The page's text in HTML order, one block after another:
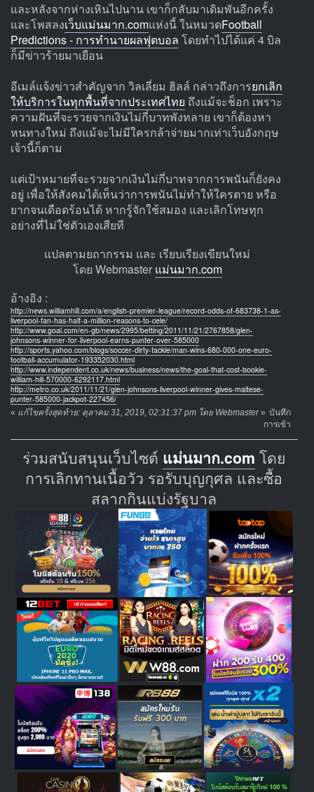
และหลังจากห่างเหินไปนาน เขาก็กลับมาเดิมพันอีกครั้ง
และโพสลงเว็บแม่นมาก.comแห่งนี้ ในหมวดFootball
Predictions - การทำนายผลฟุตบอล โดยทำไปได้แค่ 4 บิล
ก็มีข่าวร้ายมาเยือน
อีเมล์แจ้งข่าวสำคัญจาก วิลเลี่ยม ฮิลล์ กล่าวถึงการยกเลิก
ให้บริการในทุกพื้นที่จากประเทศไทย ถึงแม้จะช็อก เพราะ
ความฝันที่จะรวยจากเงินไม่กี่บาทพังทลาย เขาก็ต้องหา
หนทางใหม่ ถึงแม้จะไม่มีใครกล้าจ่ายมากเท่าเว็บอังกฤษ
เจ้านี้ก็ตาม
แต่เป้าหมายที่จะรวยจากเงินไม่กี่บาทจากการพนันก็ยังคง
อยู่ เพื่อให้สังคมได้เห็นว่าการพนันไม่ทำให้ใครตาย หรือ
ยากจนเดือดร้อนได้ หากรู้จักใช้สมอง และเลิกโทษทุก
อย่างที่ไม่ใช่ตัวเองเสียที
แปลตามยถากรรม และ เรียบเรียงเขียนใหม่
โดย Webmaster แม่นมาก.com
อ้างอิง :
http://news.williamhill.com/a/english-premier-league/record-odds-of-683738-1-as-
liverpool-fan-has-half-a-million-reasons-to-cele/
http://www.goal.com/en-gb/news/2995/betting/2011/11/21/2767858/glen-
johnsons-winner-for-liverpool-earns-punter-over-585000
http://sports.yahoo.com/blogs/soccer-dirty-tackle/man-wins-680-000-one-euro-
football-accumulator-193352030.html
http://www.independent.co.uk/news/business/news/the-goal-that-cost-bookie-
william-hill-570000-6292117.html
http://metro.co.uk/2011/11/21/glen-johnsons-liverpool-winner-gives-maltese-
punter-585000-jackpot-227456/
« แก้ไขครั้งสุดท้าย: ตุลาคม 31, 2019, 02:31:37 pm โดย Webmaster» บันทึก
การเข้า
ร่วมสนับสนุนเว็บไซต์ แม่นมาก.com โดย
การเลิกทานเนื้อวัว รอรับบุญกุศล และซื้อ
สลากกินแบ่งรัฐบาล